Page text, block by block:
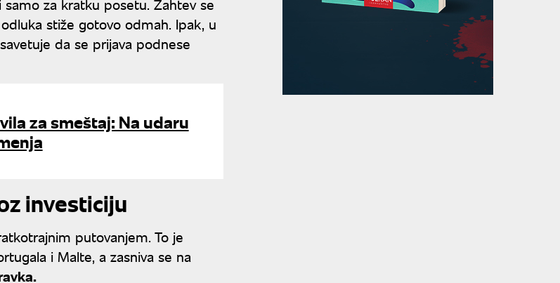
stiže gotovo odmah. Ipak, u
da se prijava podnese
za smeštaj: Na udaru
investiciju
putovanjem. To je
i Malte, a zasniva se na